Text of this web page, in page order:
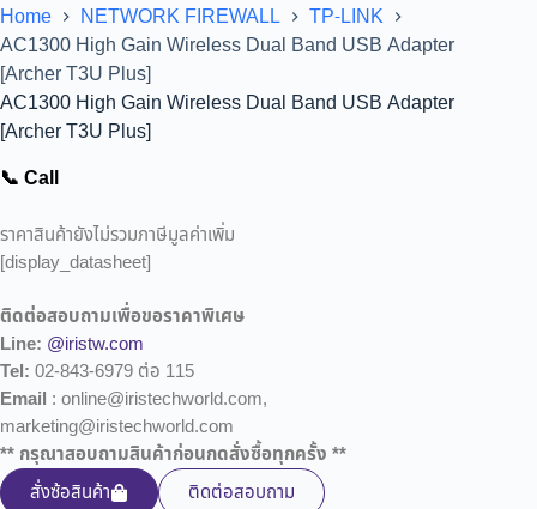
Home NETWORK FIREWALL
TP-LINK
AC1300 High Gain Wireless Dual Band USB Adapter
[Archer T3U Plus]
AC1300 High Gain Wireless Dual Band USB Adapter
[Archer T3U Plus]
📞 Call
ราคาสินค้ายังไม่รวมภาษีมูลค่าเพิ่ม
[display_datasheet]
ติดต่อสอบถามเพื่อขอราคาพิเศษ
Line: @iristw.com
Tel: 02-843-6979 ต่อ 115
Email : online@iristechworld.com,
marketing@iristechworld.com
** กรุณาสอบถามสินค้าก่อนกดสั่งซื้อทุกครั้ง **
สั่งซ้อสินค้า
ติดต่อสอบถาม